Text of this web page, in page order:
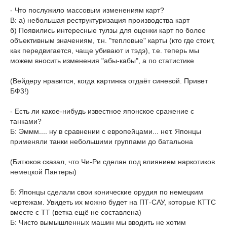
- Что послужило массовым изменениям карт?
В: а) небольшая реструктуризация производства карт
б) Появились интересные тулзы для оценки карт по более
объективным значениям, т.н. "тепловые" карты (кто где стоит,
как передвигается, чаще убивают и тэдэ), т.е. теперь мы
можем вносить изменения "абы-кабы", а по статистике
(Вейдеру нравится, когда картинка отдаёт синевой. Привет
БФ3!)
- Есть ли какое-нибудь известное японское сражение с
танками?
Б: Эммм.... ну в сравнении с европейцами... нет. Японцы
применяли танки небольшими группами до батальона
(Битюков сказал, что Чи-Ри сделан под влиянием наркотиков
немецкой Пантеры)
Б: Японцы сделали свои конические орудия по немецким
чертежам. Увидеть их можно будет на ПТ-САУ, которые КТТС
вместе с ТТ (ветка ещё не составлена)
Б: Чисто вымышленных машин мы вводить не хотим